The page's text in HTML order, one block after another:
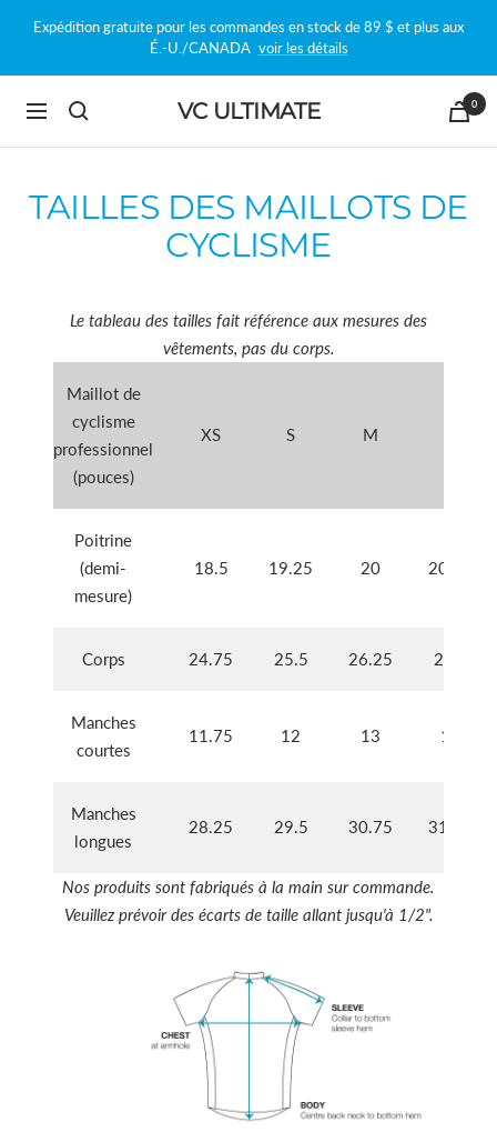
Expédition gratuite pour les commandes en stock de 89 $ et plus aux
É.-U./CANADA voir les détails
Navigation VC ULTIMATE 0
TAILLES DES MAILLOTS DE
CYCLISME
Le tableau des tailles fait référence aux mesures des
vêtements, pas du corps.
Maillot de
cyclisme
professionnel
(pouces)
XS S M
Poitrine
(demi-
mesure)
18.5 19.25 20 20.75
Corps 24.75 25.5 26.25 27.5
Manches
courtes
11.75 12 13 14
Manches
longues
28.25 29.5 30.75 31.75
Nos produits sont fabriqués à la main sur commande.
Veuillez prévoir des écarts de taille allant jusqu'à 1/2".